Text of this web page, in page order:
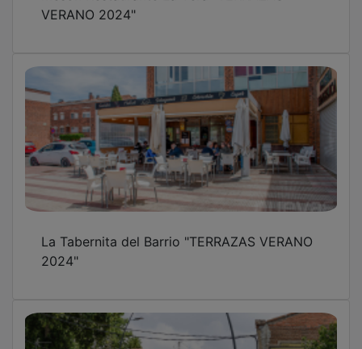
VERANO 2024"
La Tabernita del Barrio "TERRAZAS VERANO
2024"